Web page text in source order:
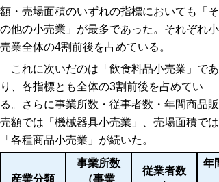
額・売場面積のいずれの指標においても「そ
の他の小売業」が最多であった。それぞれ小
売業全体の4割前後を占めている。
これに次いだのは「飲食料品小売業」であ
り、各指標とも全体の3割前後を占めてい
る。さらに事業所数・従事者数・年間商品販
売額では「機械器具小売業」、売場面積では
「各種商品小売業」が続いた。
産業分類
事業所数
（事業
従業者数
年